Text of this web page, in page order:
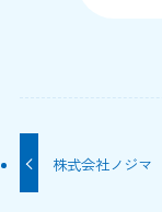
株式会社ノジマ